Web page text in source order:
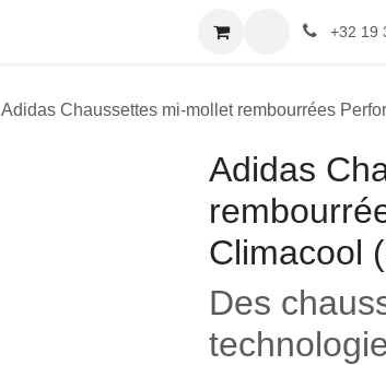
+32 19
Adidas Chaussettes mi-mollet rembourrées
Adidas
Climacool
Des